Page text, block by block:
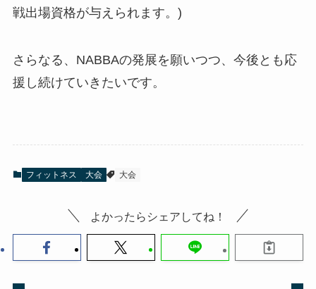
戦出場資格が与えられます。)
さらなる、NABBAの発展を願いつつ、今後とも応
援し続けていきたいです。
フィットネス 大会 大会
よかったらシェアしてね！